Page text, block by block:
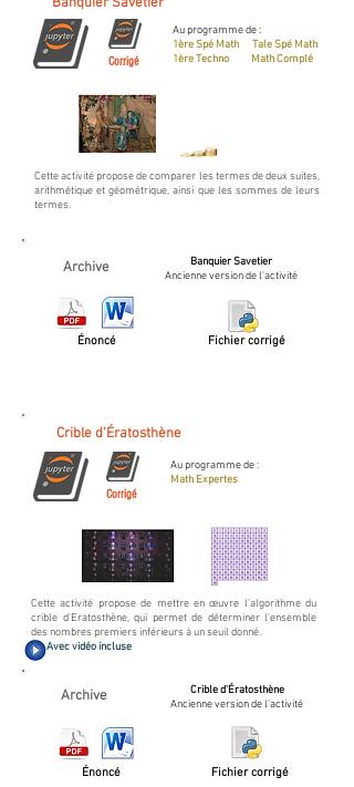
Corrigé
Au programme de :
1ère Spé Math Tale Spé Math
1ère Techno Math Complé
Cette activité propose de comparer les termes de deux suites,
arithmétique et géométrique, ainsi que les sommes de leurs
termes.
Archive
Banquier Savetier
Ancienne version de l'activité
Énoncé Fichier corrigé
Crible d'Ératosthène
Corrigé
Au programme de :
Math Expertes
Cette activité propose de mettre en œuvre l'algorithme du
crible d'Eratosthène, qui permet de déterminer l'ensemble
des nombres premiers inférieurs à un seuil donné.
Avec vidéo incluse
Archive
Crible d'Ératosthène
Ancienne version de l'activité
Énoncé Fichier corrigé